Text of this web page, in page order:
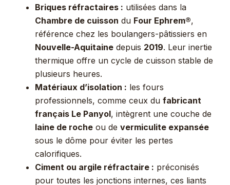
Briques réfractaires : utilisées dans la
Chambre de cuisson du Four Ephrem®,
référence chez les boulangers-pâtissiers en
Nouvelle-Aquitaine depuis 2019. Leur inertie
thermique offre un cycle de cuisson stable de
plusieurs heures.
Matériaux d’isolation : les fours
professionnels, comme ceux du fabricant
français Le Panyol, intègrent une couche de
laine de roche ou de vermiculite expansée
sous le dôme pour éviter les pertes
calorifiques.
Ciment ou argile réfractaire : préconisés
pour toutes les jonctions internes, ces liants